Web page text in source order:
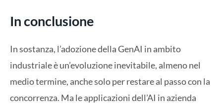
In conclusione
In sostanza, l’adozione della GenAI in ambito
industriale è un’evoluzione inevitabile, almeno nel
medio termine, anche solo per restare al passo con la
concorrenza. Ma le applicazioni dell’AI in azienda